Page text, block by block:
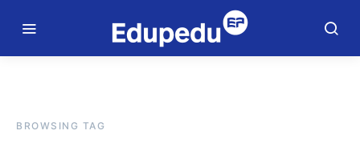
BROWSING TAG